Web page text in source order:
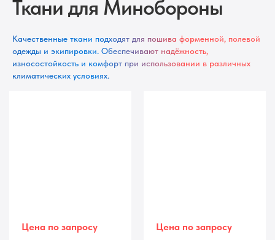
Ткани для Минобороны
Качественные ткани подходят для пошива форменной, полевой
одежды и экипировки. Обеспечивают надёжность,
износостойкость и комфорт при использовании в различных
климатических условиях.
Цена по запросу
Цена по запросу